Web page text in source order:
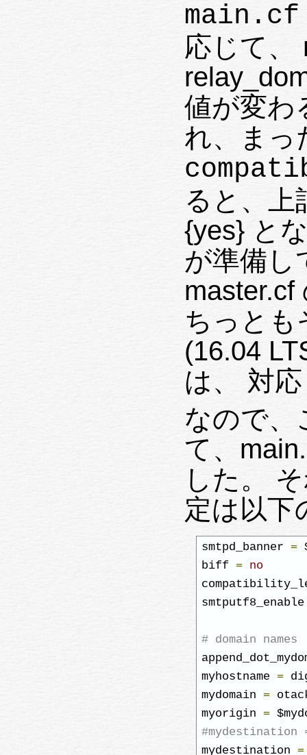
main.cf
応じて、
値が変わ
れ、まっ
ると、上
{yes} と
が準備し
ちっと
(16.04
は、 対
なので、
て、
した。
定は以下
smtpd_banner =
biff = no
# domain
myhostname =
mydomain =
myorigin =
#mydestination
mydestination =